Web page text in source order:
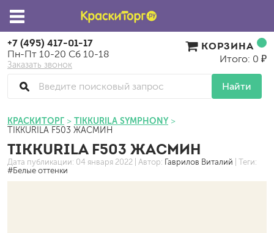
+7 (495) 417-01-17
Пн-Пт 10-20 Сб 10-18
Заказать звонок
Найти
КОРЗИНА
Итого: 0 ₽
КРАСКИТОРГ TIKKURILA SYMPHONY
TIKKURILA F503 ЖАСМИН
TIKKURILA F503 ЖАСМИН
Дата публикации: 04 января 2022 | Автор: Гаврилов Виталий | Теги:
#Белые оттенки